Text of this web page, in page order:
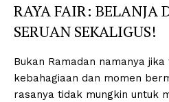
RAYA FAIR: BELANJA
SERUAN SEKALIGUS!
Bukan Ramadan namanya
kebahagiaan dan momen
rasanya tidak mungkin untuk